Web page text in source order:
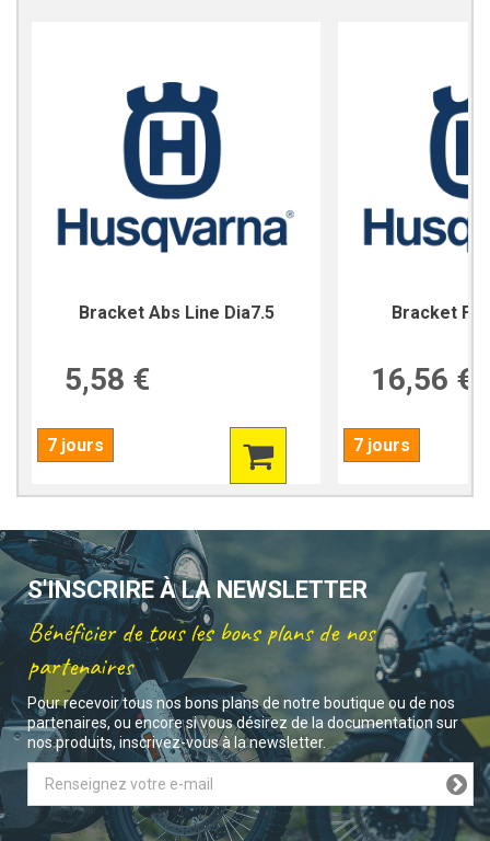
Bracket Abs Line Dia7.5
5,58 €
7 jours
Bracket
16,56 €
7 jours
S'INSCRIRE À LA NEWSLETTER
Bénéficier de tous les bons plans de nos
partenaires
Pour recevoir tous nos bons plans de notre boutique ou de nos
partenaires, ou encore si vous désirez de la documentation sur
nos produits, inscrivez-vous à la newsletter.